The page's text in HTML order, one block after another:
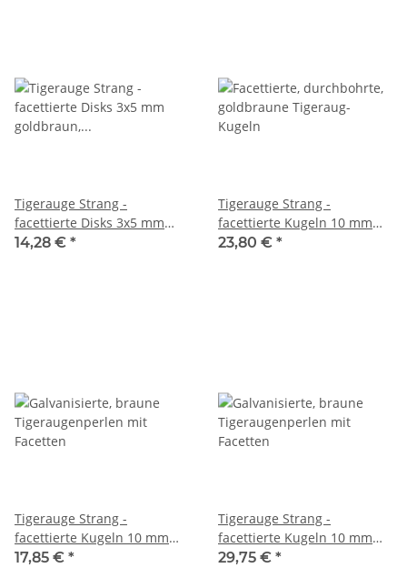
Tigerauge Strang -
facettierte Disks 3x5 mm
goldbraun, Länge 38,5 cm
14,28 € *
Tigerauge Strang -
facettierte Kugeln 10 mm
goldbraun, Länge 36 cm
23,80 € *
Tigerauge Strang -
facettierte Kugeln 10 mm
goldbraun, silber
17,85 € *
Tigerauge Strang -
facettierte Kugeln 10 mm
karamellbraun, silber
29,75 € *